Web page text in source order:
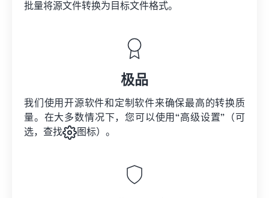
批量将源文件转换为目标文件格式。
极品
我们使用开源软件和定制软件来确保最高的转换质
量。在大多数情况下，您可以使用“高级设置”（可
选，查找
图标）。